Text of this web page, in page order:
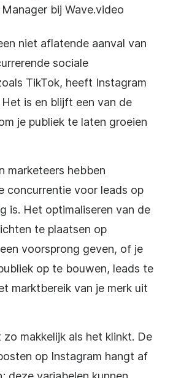
bij Wave.video
niet aflatende aanval van
sociale
TikTok, heeft Instagram
is en blijft een van de
je publiek te laten groeien
marketeers hebben
concurrentie voor leads op
is. Het optimaliseren van de
te plaatsen op
voorsprong geven, of je
op te bouwen, leads te
marktbereik van je merk uit
zo makkelijk als het klinkt. De
op Instagram hangt af